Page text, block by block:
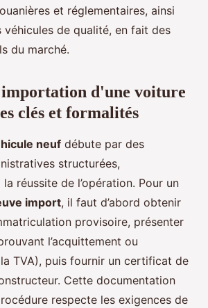
et réglementaires, ainsi
véhicules de qualité, en fait des
du marché.
d'une voiture
clés et formalités
neuf débute par des
structurées,
réussite de l’opération. Pour un
import, il faut d’abord obtenir
provisoire, présenter
l’acquittement ou
la TVA), puis fournir un certificat de
Cette documentation
respecte les exigences de